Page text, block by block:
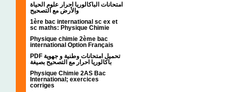
امتحانات الباكالوريا احرار علوم الحياة
والأرض مع التصحيح
1ère bac international sc ex et
sc maths: Physique Chimie
Physique chimie 2ème bac
international Option Français
PDF تحميل امتحانات وطنية و جهوية
باكالوريا احرار مع التصحيح بصيغة
Physique Chimie 2AS Bac
International; exercices
corriges